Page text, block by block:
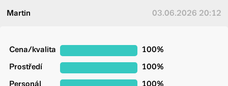
Martin 03.06.2026 20:12
Cena/kvalita
100%
Prostředí
100%
Personál
100%